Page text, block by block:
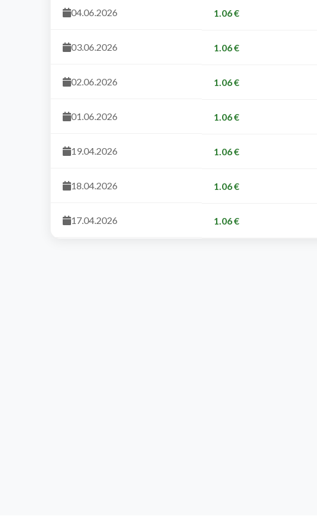
04.06.2026 1.06 €
03.06.2026 1.06 €
02.06.2026 1.06 €
01.06.2026 1.06 €
19.04.2026 1.06 €
18.04.2026 1.06 €
17.04.2026 1.06 €